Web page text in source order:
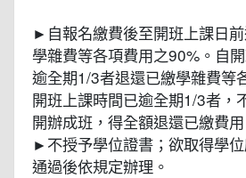
►自報名繳費後至開班上課日
學雜費等各項費用之90%。自
逾全期1/3者退還已繳學雜費等
開班上課時間已逾全期1/3者，
開辦成班，得全額退還已繳費用
►不授予學位證書；欲取得學
通過後依規定辦理。